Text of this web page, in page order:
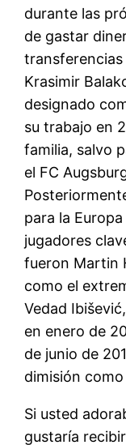
durante las
de gastar
Krasimir
designado
su trabajo en
familia, salvo
el FC
para la
jugadores
fueron Martin
como el
Vedad
en enero de
de junio de
dimisión
Si usted
gustaría